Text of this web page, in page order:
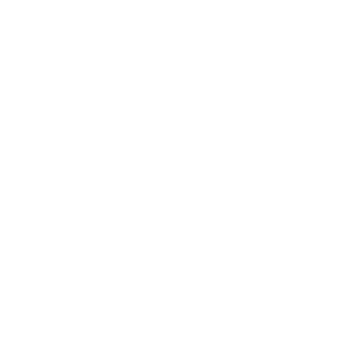
1:35; 18,8 cm. Balení obsahuje: 197 dílků